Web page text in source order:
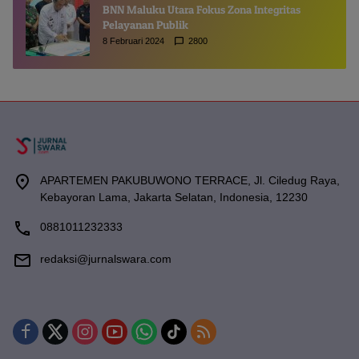
BNN Maluku Utara Fokus Zona Integritas
Pelayanan Publik
8 Februari 2024 2800
APARTEMEN PAKUBUWONO TERRACE, Jl. Ciledug Raya,
Kebayoran Lama, Jakarta Selatan, Indonesia, 12230
0881011232333
redaksi@jurnalswara.com